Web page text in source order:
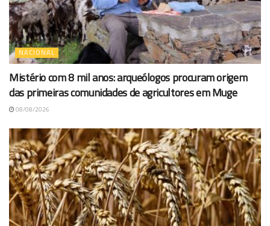
NACIONAL
Mistério com 8 mil anos: arqueólogos procuram origem
das primeiras comunidades de agricultores em Muge
08/08/2026